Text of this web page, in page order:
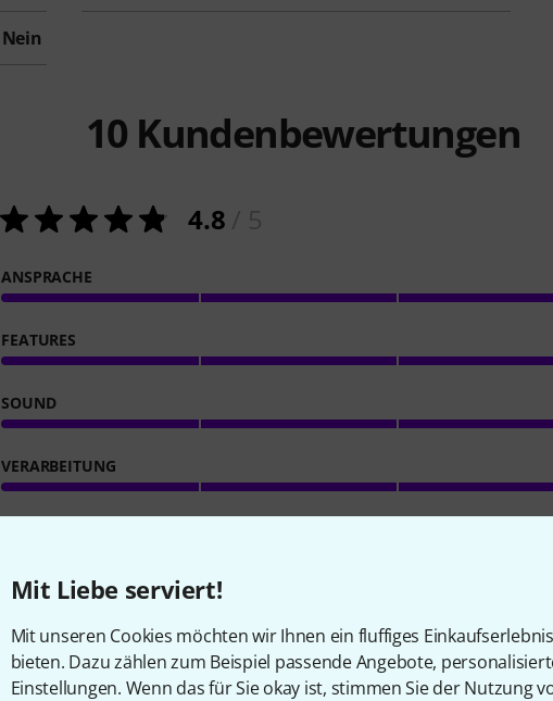
Mit Liebe serviert!
Mit unseren Cookies möchten wir Ihnen ein fluffiges
bieten. Dazu zählen zum Beispiel passende Angebote,
Einstellungen. Wenn das für Sie okay ist, stimmen Sie der Nutzung
Nein
10 Kundenbewertungen
4.8
ANSPRACHE
FEATURES
SOUND
VERARBEITUNG